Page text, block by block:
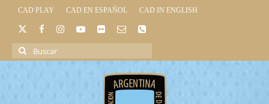
CAD PLAY CAD EN ESPAÑOL CAD IN ENGLISH
Buscar
por: